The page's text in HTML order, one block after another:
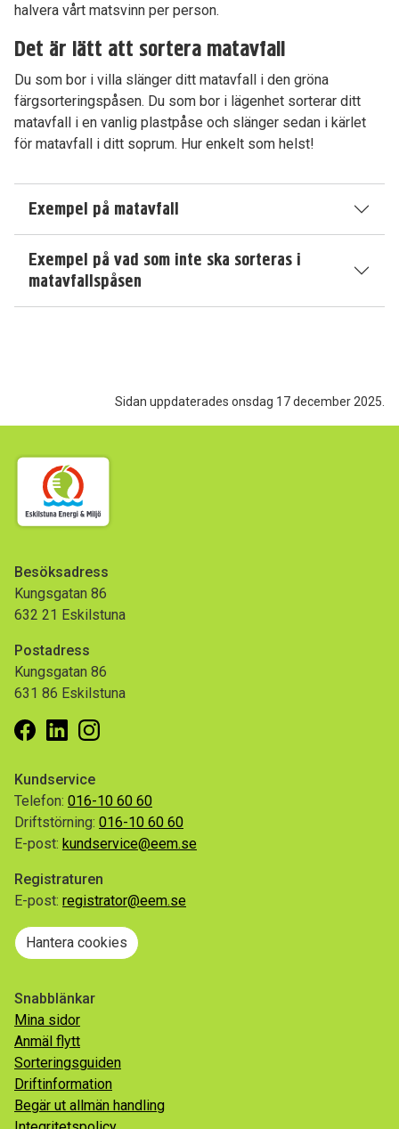
halvera vårt matsvinn per person.
Det är lätt att sortera matavfall
Du som bor i villa slänger ditt matavfall i den gröna
färgsorteringspåsen. Du som bor i lägenhet sorterar ditt
matavfall i en vanlig plastpåse och slänger sedan i kärlet
för matavfall i ditt soprum. Hur enkelt som helst!
Exempel på matavfall
Exempel på vad som inte ska sorteras i
matavfallspåsen
Sidan uppdaterades onsdag 17 december 2025.
Besöksadress
Kungsgatan 86
632 21 Eskilstuna
Postadress
Kungsgatan 86
631 86 Eskilstuna
Facebook
LinkedinInstagram
Kundservice
Telefon: 016-10 60 60
Driftstörning: 016-10 60 60
E-post: kundservice@eem.se
Registraturen
E-post: registrator@eem.se
Hantera cookies
Snabblänkar
Mina sidor
Anmäl flytt
Sorteringsguiden
Driftinformation
Begär ut allmän handling